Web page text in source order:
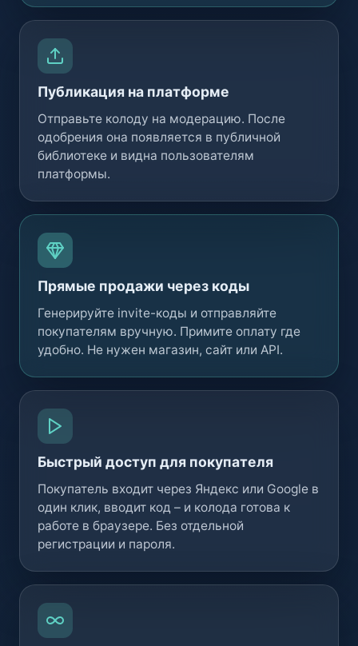
Публикация на платформе
Отправьте колоду на модерацию. После
одобрения она появляется в публичной
библиотеке и видна пользователям
платформы.
Прямые продажи через коды
Генерируйте invite-коды и отправляйте
покупателям вручную. Примите оплату где
удобно. Не нужен магазин, сайт или API.
Быстрый доступ для покупателя
Покупатель входит через Яндекс или Google в
один клик, вводит код – и колода готова к
работе в браузере. Без отдельной
регистрации и пароля.